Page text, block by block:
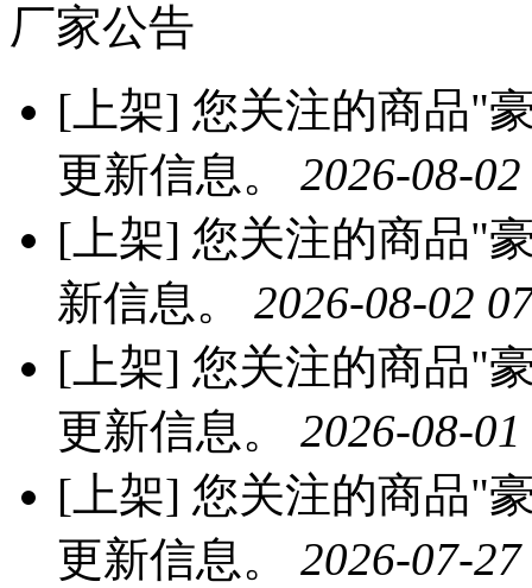
厂家公告
[上架] 您关注的商品"
更新信息。 2026-08-
[上架] 您关注的商品"
新信息。 2026-08-02
[上架] 您关注的商品"
更新信息。 2026-08-
[上架] 您关注的商品"
更新信息。 2026-07-